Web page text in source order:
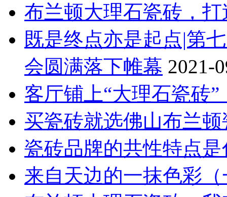
布兰顿大理石瓷砖，
既是终点亦是起点|第
会圆满落下帷幕 2021-
客厅铺上“大理石瓷砖”
买瓷砖就选佛山布兰顿
瓷砖品牌的共性特点是
来自天边的一抹色彩（